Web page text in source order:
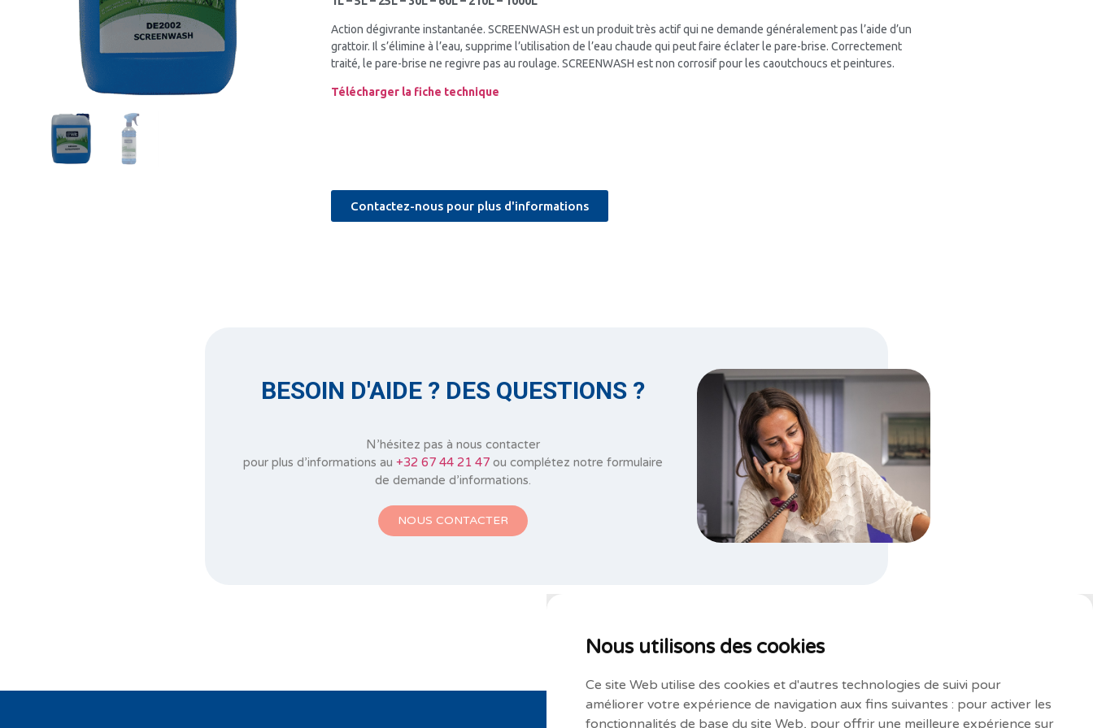
Nous utilisons des cookies
Ce site Web utilise des cookies et d'autres technologies de suivi pour
améliorer votre expérience de navigation aux fins suivantes : pour activer les
fonctionnalités de base du site Web, pour offrir une meilleure expérience sur
Action dégivrante instantanée. SCREENWASH est un produit très actif qui ne demande généralement pas l’aide d’un
grattoir. Il s’élimine à l’eau, supprime l’utilisation de l’eau chaude qui peut faire éclater le pare-brise. Correctement
traité, le pare-brise ne regivre pas au roulage. SCREENWASH est non corrosif pour les caoutchoucs et peintures.
Télécharger la fiche technique
Contactez-nous pour plus d'informations
BESOIN D'AIDE ? DES QUESTIONS ?
N’hésitez pas à nous contacter
pour plus d’informations au +32 67 44 21 47 ou complétez notre formulaire
de demande d’informations.
NOUS CONTACTER